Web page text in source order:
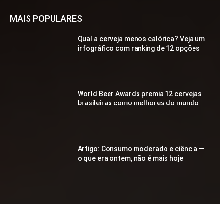
MAIS POPULARES
Qual a cerveja menos calórica? Veja um
infográfico com ranking de 12 opções
World Beer Awards premia 12 cervejas
brasileiras como melhores do mundo
Artigo: Consumo moderado e ciência —
o que era ontem, não é mais hoje